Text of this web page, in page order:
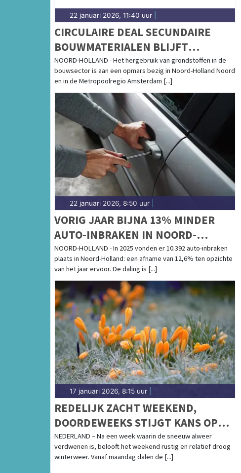
22 januari 2026, 11:40 uur
CIRCULAIRE DEAL SECUNDAIRE
BOUWMATERIALEN BLIJFT
GROEIEN: CIRCULAIR SLOPEN
LOONT
NOORD-HOLLAND - Het hergebruik van grondstoffen in de
bouwsector is aan een opmars bezig in Noord-Holland Noord
en in de Metropoolregio Amsterdam [...]
22 januari 2026, 8:50 uur
VORIG JAAR BIJNA 13% MINDER
AUTO-INBRAKEN IN NOORD-
HOLLAND
NOORD-HOLLAND - In 2025 vonden er 10.392 auto-inbraken
plaats in Noord-Holland: een afname van 12,6% ten opzichte
van het jaar ervoor. De daling is [...]
17 januari 2026, 8:15 uur
REDELIJK ZACHT WEEKEND,
DOORDEWEEKS STIJGT KANS OP
NACHTVORST
NEDERLAND – Na een week waarin de sneeuw alweer
verdwenen is, belooft het weekend rustig en relatief droog
winterweer. Vanaf maandag dalen de [...]